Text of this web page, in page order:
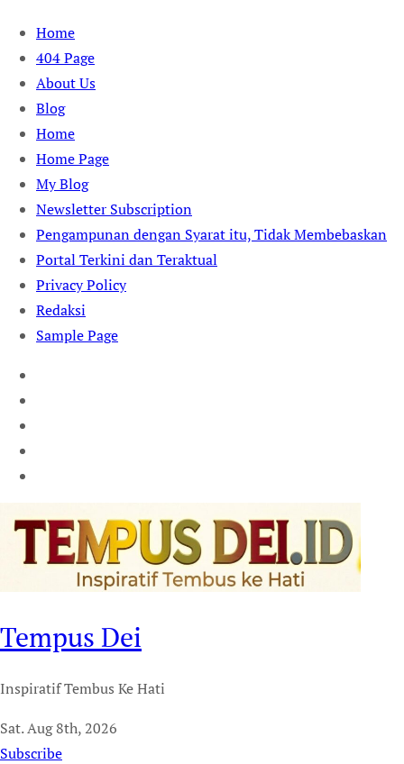
Skip
content
Home
404 Page
About Us
Blog
Home
Home Page
My Blog
Newsletter Subscription
Pengampunan dengan Syarat itu, Tidak Membebaskan
Portal Terkini dan Teraktual
Privacy Policy
Redaksi
Sample Page
Tempus Dei
Inspiratif Tembus Ke Hati
Sat. Aug 8th, 2026
Subscribe